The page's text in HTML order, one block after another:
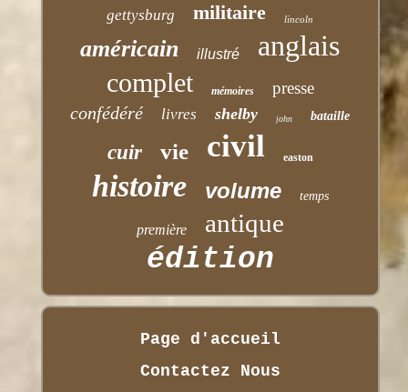
gettysburg militaire lincoln
américain illustré anglais
complet mémoires presse
confédéré livres shelby john bataille
cuir vie civil easton
histoire volume temps
première antique
édition
Page d'accueil
Contactez Nous